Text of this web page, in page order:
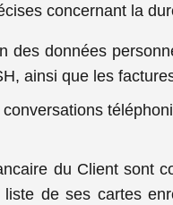
concernant la
des données
ainsi que les
du Client sont
de ses cartes